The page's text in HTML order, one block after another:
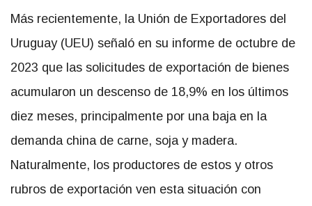
Más recientemente, la Unión de Exportadores del
Uruguay (UEU) señaló en su informe de octubre de
2023 que las solicitudes de exportación de bienes
acumularon un descenso de 18,9% en los últimos
diez meses, principalmente por una baja en la
demanda china de carne, soja y madera.
Naturalmente, los productores de estos y otros
rubros de exportación ven esta situación con